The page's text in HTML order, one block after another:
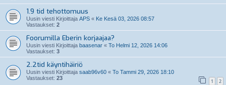
1.9 tid tehottomuus
Uusin viesti Kirjoittaja APS « Ke Kesä 03, 2026 08:57
Vastaukset: 2
Foorumilla Eberin korjaajaa?
Uusin viesti Kirjoittaja baasenar « To Helmi 12, 2026 14:06
Vastaukset: 3
2.2tid käyntihäiriö
Uusin viesti Kirjoittaja saab96v60 « To Tammi 29, 2026 18:10
Vastaukset: 23 1 2